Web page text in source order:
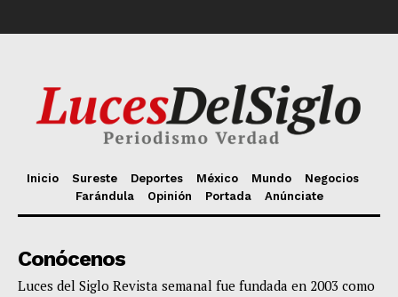
Inicio Sureste Deportes México Mundo
Negocios
Farándula
Opinión Portada Anúnciate
Conócenos
Luces del Siglo Revista semanal fue fundada en 2003 como